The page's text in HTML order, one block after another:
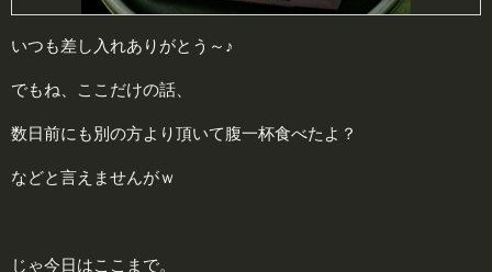
いつも差し入れありがとう～♪
でもね、ここだけの話、
数日前にも別の方より頂いて腹一杯食べたよ？
などと言えませんがｗ
じゃ今日はここまで。